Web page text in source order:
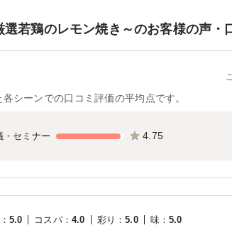
若鶏のレモン焼き～のお客様の声・
シーンでの口コミ評価の平均点です。
・セミナー 4.75
： 5.0 コスパ： 4.0 彩り ：5.0 味：5.0